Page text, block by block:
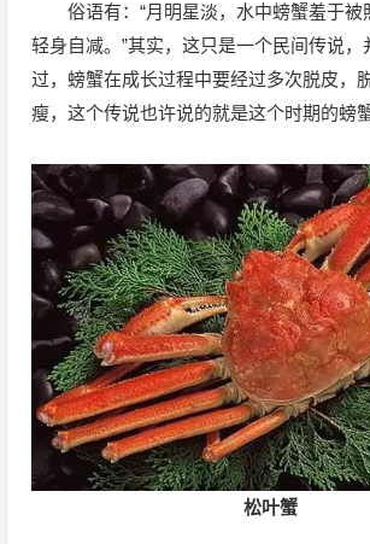
俗语有：“月明星淡，水中螃蟹羞于被
轻身自减。”其实，这只是一个民间传说
过，螃蟹在成长过程中要经过多次脱皮，
瘦，这个传说也许说的就是这个时期的螃蟹
松叶蟹